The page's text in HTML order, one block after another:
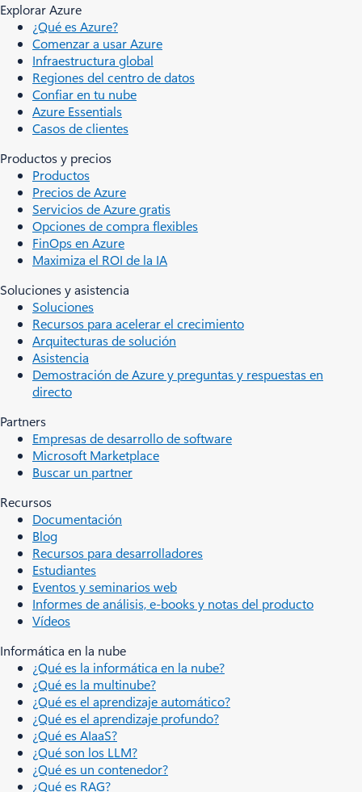
Explorar Azure
¿Qué es Azure?
Comenzar a usar Azure
Infraestructura global
Regiones del centro de datos
Confiar en tu nube
Azure Essentials
Casos de clientes
Productos y precios
Productos
Precios de Azure
Servicios de Azure gratis
Opciones de compra flexibles
FinOps en Azure
Maximiza el ROI de la IA
Soluciones y asistencia
Soluciones
Recursos para acelerar el crecimiento
Arquitecturas de solución
Asistencia
Demostración de Azure y preguntas y respuestas en
directo
Partners
Empresas de desarrollo de software
Microsoft Marketplace
Buscar un partner
Recursos
Documentación
Blog
Recursos para desarrolladores
Estudiantes
Eventos y seminarios web
Informes de análisis, e-books y notas del producto
Vídeos
Informática en la nube
¿Qué es la informática en la nube?
¿Qué es la multinube?
¿Qué es el aprendizaje automático?
¿Qué es el aprendizaje profundo?
¿Qué es AIaaS?
¿Qué son los LLM?
¿Qué es un contenedor?
¿Qué es RAG?